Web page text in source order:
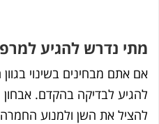
להגיע למרפאת
מבחינים בשינוי בגוון
לבדיקה בהקדם. אבחון מוקדם
את השן ולמנוע החמרה של